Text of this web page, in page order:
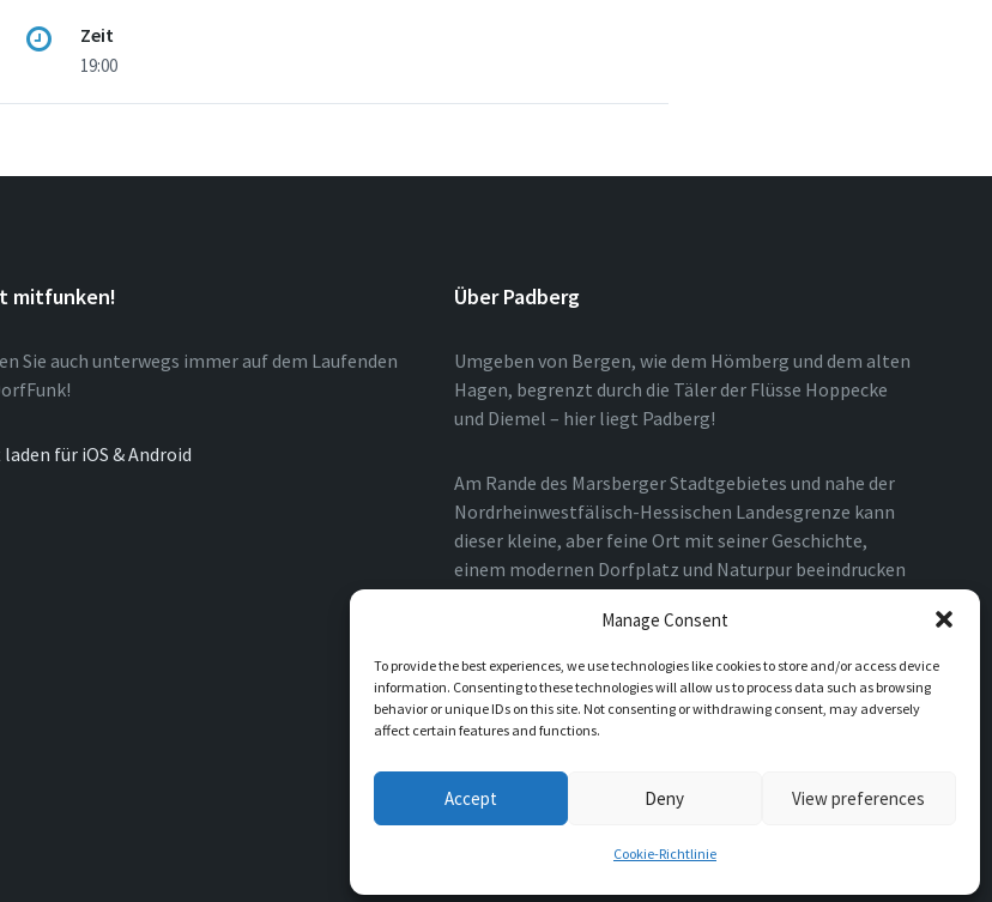
Manage Consent
To provide the best experiences, we use technologies like cookies to store and/or access device
information. Consenting to these technologies will allow us to process data such as browsing
behavior or unique IDs on this site. Not consenting or withdrawing consent, may adversely
affect certain features and functions.
Accept Deny View preferences
Cookie-Richtlinie
Zeit
19:00
mitfunken!
Sie auch unterwegs immer auf dem Laufenden
für iOS & Android
Über Padberg
Umgeben von Bergen, wie dem Hömberg und dem alten
Hagen, begrenzt durch die Täler der Flüsse Hoppecke
und Diemel – hier liegt Padberg!
Am Rande des Marsberger Stadtgebietes und nahe der
Nordrheinwestfälisch-Hessischen Landesgrenze kann
dieser kleine, aber feine Ort mit seiner Geschichte,
einem modernen Dorfplatz und Naturpur beeindrucken